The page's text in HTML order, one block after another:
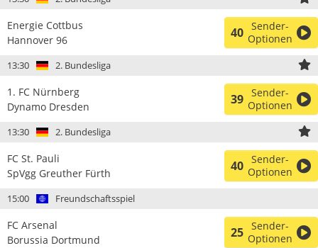
Energie Cottbus
Hannover 96
40 Sender-
Optionen
13:30 2. Bundesliga
1. FC Nürnberg
Dynamo Dresden
39 Sender-
Optionen
13:30 2. Bundesliga
FC St. Pauli
SpVgg Greuther Fürth
40 Sender-
Optionen
15:00 Freundschaftsspiel
FC Arsenal
Borussia Dortmund
25 Sender-
Optionen